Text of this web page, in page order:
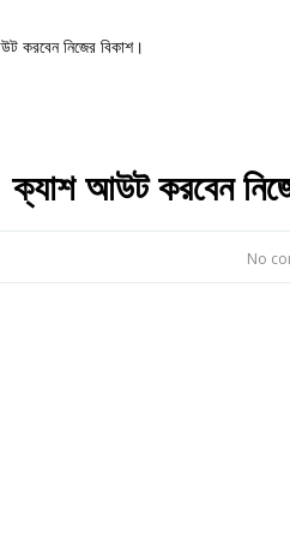
করবেন নিজের বিকাশ।
ক্যাশ আউট করবেন
No